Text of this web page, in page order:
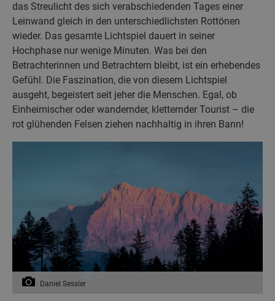
das Streulicht des sich verabschiedenden Tages einer
Leinwand gleich in den unterschiedlichsten Rottönen
wieder. Das gesamte Lichtspiel dauert in seiner
Hochphase nur wenige Minuten. Was bei den
Betrachterinnen und Betrachtern bleibt, ist ein erhebendes
Gefühl. Die Faszination, die von diesem Lichtspiel
ausgeht, begeistert seit jeher die Menschen. Egal, ob
Einheimischer oder wandernder, kletternder Tourist – die
rot glühenden Felsen ziehen nachhaltig in ihren Bann!
Daniel Sessler